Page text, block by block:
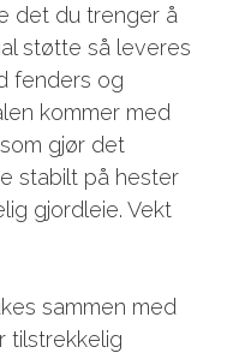
det du trenger å
støtte så leveres
fenders og
kommer med
gjør det
stabilt på hester
gjordleie. Vekt
sammen med
tilstrekkelig